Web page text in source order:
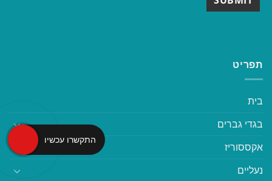
תפריט
בית
בגדי גברים
אקססוריז
נעליים
התקשרו עכשיו